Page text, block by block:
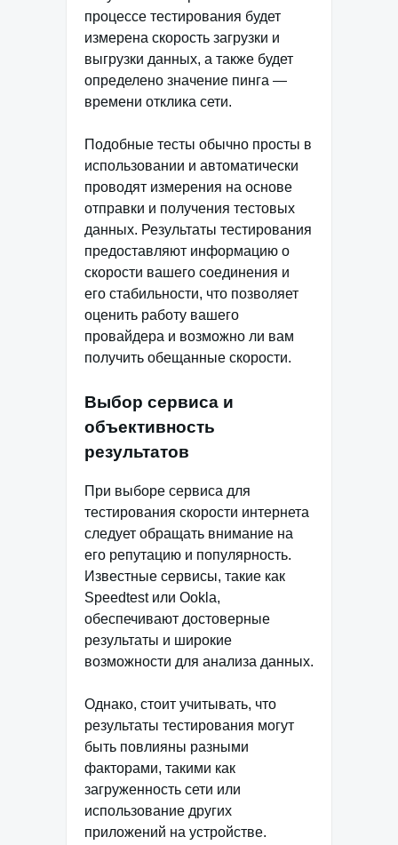
процессе тестирования будет
измерена скорость загрузки и
выгрузки данных, а также будет
определено значение пинга —
времени отклика сети.
Подобные тесты обычно просты в
использовании и автоматически
проводят измерения на основе
отправки и получения тестовых
данных. Результаты тестирования
предоставляют информацию о
скорости вашего соединения и
его стабильности, что позволяет
оценить работу вашего
провайдера и возможно ли вам
получить обещанные скорости.
Выбор сервиса и
объективность
результатов
При выборе сервиса для
тестирования скорости интернета
следует обращать внимание на
его репутацию и популярность.
Известные сервисы, такие как
Speedtest или Ookla,
обеспечивают достоверные
результаты и широкие
возможности для анализа данных.
Однако, стоит учитывать, что
результаты тестирования могут
быть повлияны разными
факторами, такими как
загруженность сети или
использование других
приложений на устройстве.